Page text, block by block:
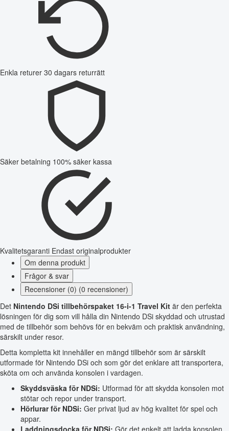
Enkla returer 30 dagars returrätt
Säker betalning 100% säker kassa
Kvalitetsgaranti Endast originalprodukter
Om denna produkt
Frågor & svar
Recensioner (0) (0 recensioner)
Det Nintendo DSi tillbehörspaket 16-i-1 Travel Kit är den perfekta
lösningen för dig som vill hålla din Nintendo DSi skyddad och utrustad
med de tillbehör som behövs för en bekväm och praktisk användning,
särskilt under resor.
Detta kompletta kit innehåller en mängd tillbehör som är särskilt
utformade för Nintendo DSi och som gör det enklare att transportera,
sköta om och använda konsolen i vardagen.
Skyddsväska för NDSi: Utformad för att skydda konsolen mot
stötar och repor under transport.
Hörlurar för NDSi: Ger privat ljud av hög kvalitet för spel och
appar.
Laddningsdocka för NDSi: Gör det enkelt att ladda konsolen